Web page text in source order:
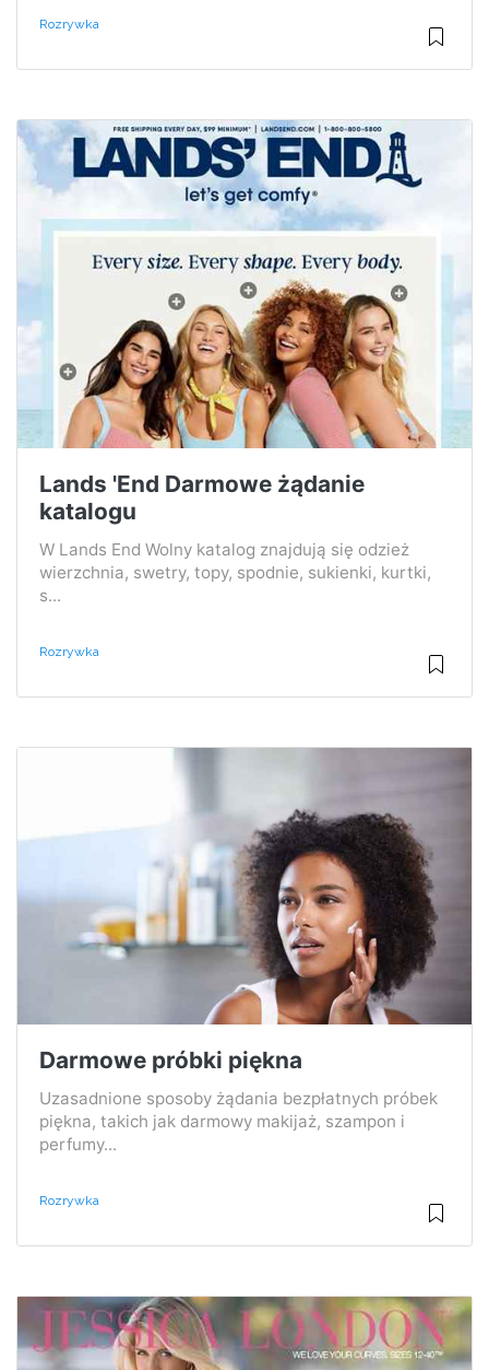
Rozrywka
Lands 'End Darmowe żądanie
katalogu
W Lands End Wolny katalog znajdują się odzież
wierzchnia, swetry, topy, spodnie, sukienki, kurtki,
s...
Rozrywka
Darmowe próbki piękna
Uzasadnione sposoby żądania bezpłatnych próbek
piękna, takich jak darmowy makijaż, szampon i
perfumy...
Rozrywka